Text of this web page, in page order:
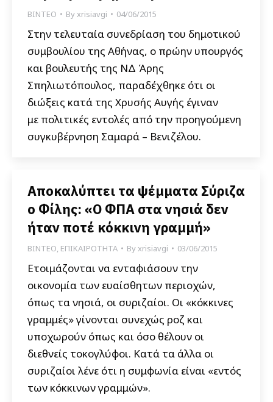
ΒΙΝΤΕΟ Byxrisiavgi 04/06/2015
Στην τελευταία συνεδρίαση του δημοτικού
συμβουλίου της Αθήνας, ο πρώην υπουργός
και βουλευτής της ΝΔ Άρης
Σπηλιωτόπουλος, παραδέχθηκε ότι οι
διώξεις κατά της Χρυσής Αυγής έγιναν
με πολιτικές εντολές από την προηγούμενη
συγκυβέρνηση Σαμαρά – Βενιζέλου.
Αποκαλύπτει τα ψέμματα Σύριζα
ο Φίλης: «Ο ΦΠΑ στα νησιά δεν
ήταν ποτέ κόκκινη γραμμή»
ΒΙΝΤΕΟ, ΕΠΙΚΑΙΡΟΤΗΤΑ Byxrisiavgi 03/06/2015
Ετοιμάζονται να ενταφιάσουν την
οικονομία των ευαίσθητων περιοχών,
όπως τα νησιά, οι συριζαίοι. Οι «κόκκινες
γραμμές» γίνονται συνεχώς ροζ και
υποχωρούν όπως και όσο θέλουν οι
διεθνείς τοκογλύφοι. Κατά τα άλλα οι
συριζαίοι λένε ότι η συμφωνία είναι «εντός
των κόκκινων γραμμών».